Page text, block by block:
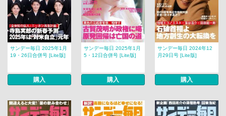
サンデー毎日 2025年1月
19・26日合併号 [Lite版]
購入
サンデー毎日 2025年1月
5・12日合併号 [Lite版]
購入
サンデー毎日 2024年12
月29日号 [Lite版]
購入